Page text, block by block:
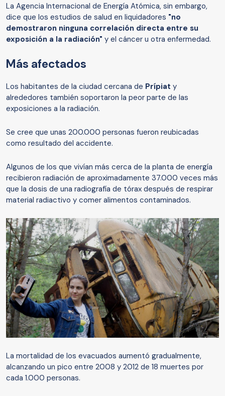
La Agencia Internacional de Energía Atómica, sin embargo,
dice que los estudios de salud en liquidadores "no
demostraron ninguna correlación directa entre su
exposición a la radiación" y el cáncer u otra enfermedad.
Más afectados
Los habitantes de la ciudad cercana de Prípiat y
alrededores también soportaron la peor parte de las
exposiciones a la radiación.
Se cree que unas 200.000 personas fueron reubicadas
como resultado del accidente.
Algunos de los que vivían más cerca de la planta de energía
recibieron radiación de aproximadamente 37.000 veces más
que la dosis de una radiografía de tórax después de respirar
material radiactivo y comer alimentos contaminados.
La mortalidad de los evacuados aumentó gradualmente,
alcanzando un pico entre 2008 y 2012 de 18 muertes por
cada 1.000 personas.